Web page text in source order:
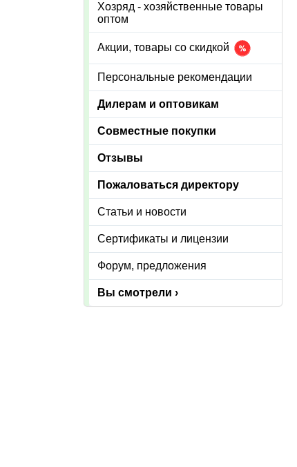
Хозряд - хозяйственные товары
оптом
Акции, товары со скидкой
Персональные рекомендации
Дилерам и оптовикам
Совместные покупки
Отзывы
Пожаловаться директору
Статьи и новости
Сертификаты и лицензии
Форум, предложения
Вы смотрели ›